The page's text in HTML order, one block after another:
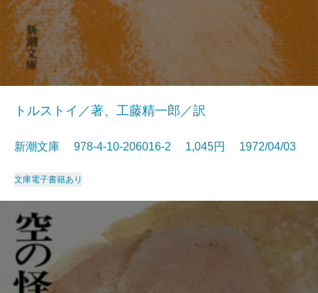
トルストイ／著、工藤精一郎／訳
新潮文庫 978-4-10-206016-2 1,045円 1972/04/03
文庫電子書籍あり